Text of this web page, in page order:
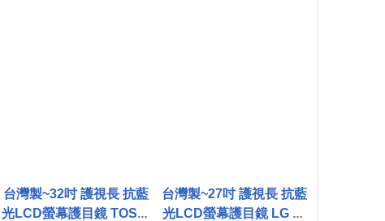
台灣製~32吋 護視長 抗藍
光LCD螢幕護目鏡 TOSHI
台灣製~27吋 護視長 抗藍
光LCD螢幕護目鏡 LG 系